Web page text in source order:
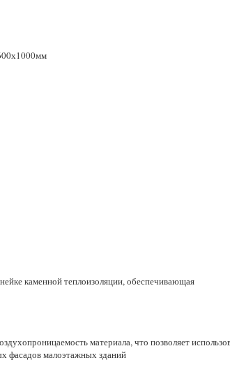
каменной теплоизоляции, обеспечивающая
материала, что позволяет
фасадов малоэтажных зданий